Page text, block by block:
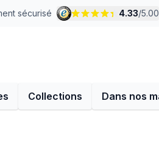
sécurisé 4.33/5.00
Collections Dans nos